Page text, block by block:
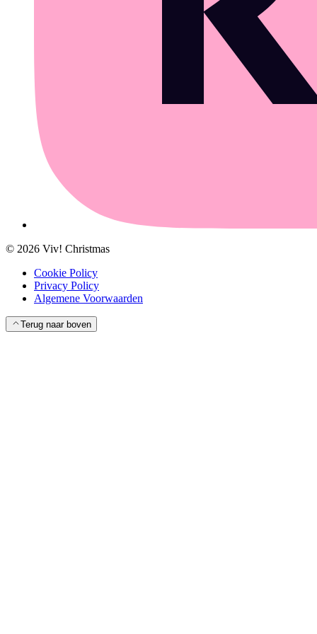
© 2026 Viv! Christmas
Cookie Policy
Privacy Policy
Algemene Voorwaarden
Terug naar boven